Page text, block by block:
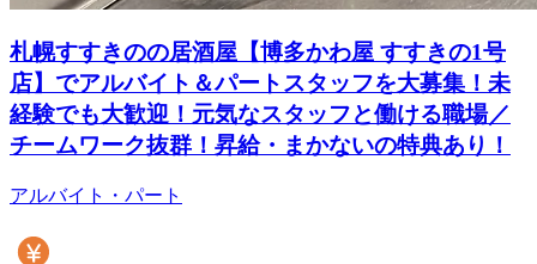
札幌すすきのの居酒屋【博多かわ屋 すすきの1号
店】でアルバイト＆パートスタッフを大募集！未
経験でも大歓迎！元気なスタッフと働ける職場／
チームワーク抜群！昇給・まかないの特典あり！
アルバイト・パート